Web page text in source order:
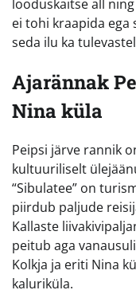
looduskaitse all
ei tohi kraapida
seda ilu ka
Ajarännak
Nina küla
Peipsi järve rannik
kultuuriliselt
“Sibulatee” on
piirdub paljude
Kallaste
peitub aga
Kolkja ja eriti Nina
kaluriküla.